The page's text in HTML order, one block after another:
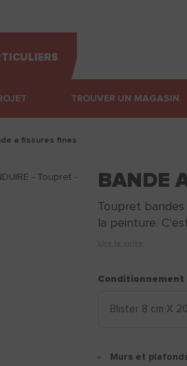
TROUVER UN MAGASIN
a fissures fines
BANDE
Toupret
la peinture.
Conditionnement
Murs et